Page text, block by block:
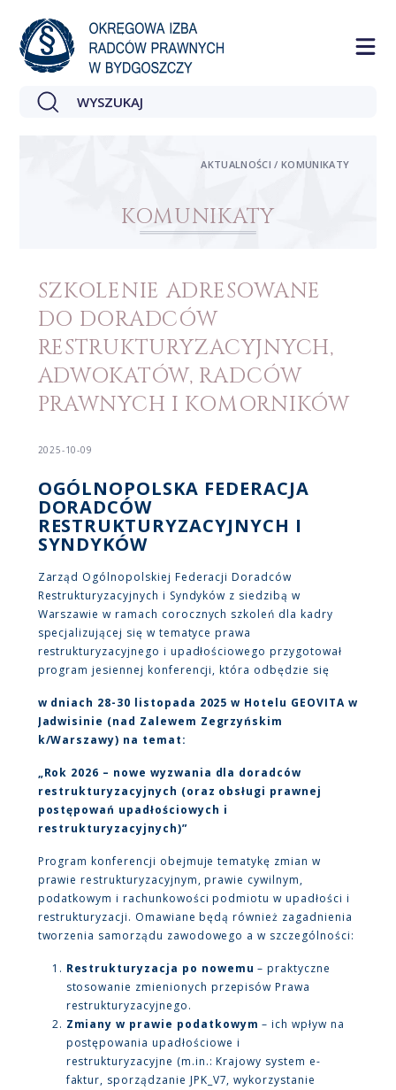
KOMUNIKATY
AKTUALNOŚCI / KOMUNIKATY
SZKOLENIE ADRESOWANE
DO DORADCÓW
RESTRUKTURYZACYJNYCH,
ADWOKATÓW, RADCÓW
PRAWNYCH I KOMORNIKÓW
2025-10-09
OGÓLNOPOLSKA FEDERACJA
DORADCÓW
RESTRUKTURYZACYJNYCH I
SYNDYKÓW
Zarząd Ogólnopolskiej Federacji Doradców
Restrukturyzacyjnych i Syndyków z siedzibą w
Warszawie w ramach corocznych szkoleń dla kadry
specjalizującej się w tematyce prawa
restrukturyzacyjnego i upadłościowego przygotował
program jesiennej konferencji, która odbędzie się
w dniach 28-30 listopada 2025 w Hotelu GEOVITA w
Jadwisinie (nad Zalewem Zegrzyńskim
k/Warszawy) na temat:
„Rok 2026 – nowe wyzwania dla doradców
restrukturyzacyjnych (oraz obsługi prawnej
postępowań upadłościowych i
restrukturyzacyjnych)”
Program konferencji obejmuje tematykę zmian w
prawie restrukturyzacyjnym, prawie cywilnym,
podatkowym i rachunkowości podmiotu w upadłości i
restrukturyzacji. Omawiane będą również zagadnienia
tworzenia samorządu zawodowego a w szczególności:
Restrukturyzacja po nowemu– praktyczne
stosowanie zmienionych przepisów Prawa
restrukturyzacyjnego.
Zmiany w prawie podatkowym – ich wpływ na
postępowania upadłościowe i
restrukturyzacyjne (m.in.: Krajowy system e-
faktur, sporządzanie JPK_V7, wykorzystanie